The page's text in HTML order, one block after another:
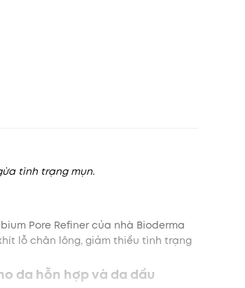
tình trạng mụn.
Pore Refiner của nhà Bioderma
lỗ chân lông, giảm thiểu tình trạng
da hỗn hợp và da dầu